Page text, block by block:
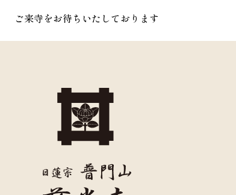
ご来寺をお待ちいたしております